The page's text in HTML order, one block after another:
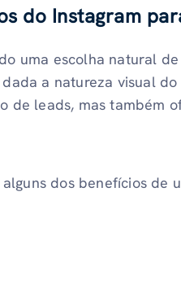
do Instagram
uma escolha natural
a natureza visual
de leads, mas também
dos benefícios de